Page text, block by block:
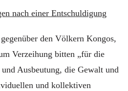
nach einer Entschuldigung
den Völkern Kongos,
Verzeihung bitten „für die
Ausbeutung, die Gewalt und
und kollektiven